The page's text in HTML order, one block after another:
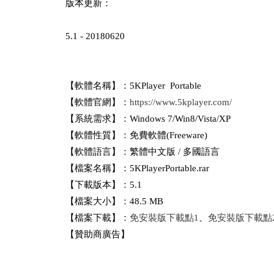
版本更新：
5.1 - 20180620
【軟體名稱】：5KPlayer Portable
【軟體官網】： https://www.5kplayer.com/
【系統需求】：Windows 7/Win8/Vista/XP
【軟體性質】：免費軟體(Freeware)
【軟體語言】：繁體中文版 / 多國語言
【檔案名稱】：5KPlayerPortable.rar
【下載版本】：5.1
【檔案大小】：48.5 MB
【檔案下載】： 免安裝版下載點1、 免安裝版下載點
【贊助商廣告】